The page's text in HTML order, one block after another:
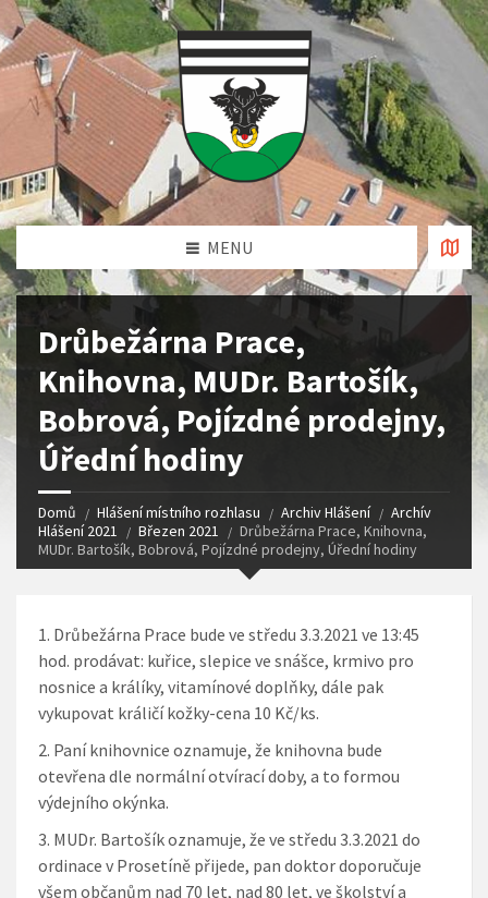
MENU
Drůbežárna Prace,
Knihovna, MUDr. Bartošík,
Bobrová, Pojízdné prodejny,
Úřední hodiny
Domů Hlášení místního rozhlasu Archiv Hlášení
Archív
Hlášení 2021
Březen 2021
Drůbežárna Prace, Knihovna,
MUDr. Bartošík, Bobrová, Pojízdné prodejny, Úřední hodiny
Drůbežárna Prace bude ve středu 3.3.2021 ve 13:45
hod. prodávat: kuřice, slepice ve snášce, krmivo pro
nosnice a králíky, vitamínové doplňky, dále pak
vykupovat králičí kožky-cena 10 Kč/ks.
Paní knihovnice oznamuje, že knihovna bude
otevřena dle normální otvírací doby, a to formou
výdejního okýnka.
MUDr. Bartošíkoznamuje, že ve středu 3.3.2021 do
ordinace v Prosetíně přijede, pan doktor doporučuje
všem občanům nad 70 let, nad 80 let, ve školství a